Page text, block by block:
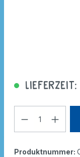
Produktnummer: